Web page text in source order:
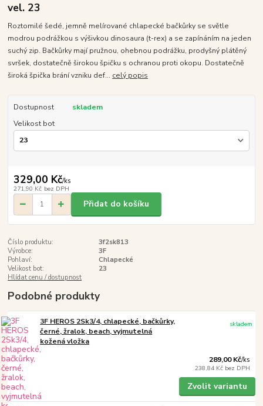
vel. 23
Roztomilé šedé, jemně melírované chlapecké bačkůrky se světle
modrou podrážkou s výšivkou dinosaura (t-rex) a se zapínáním na jeden
suchý zip. Bačkůrky mají pružnou, ohebnou podrážku, prodyšný plátěný
svršek, dostatečně širokou špičku s ochranou proti okopu. Dostatečně
široká špička brání vzniku def... celý popis
Dostupnost
skladem
Velikost bot
329,00 Kč/ks
271,90 Kč bez DPH
Přidat do košíku
Číslo produktu:
3f2sk813
Výrobce:
3F
Pohlaví:
Chlapecké
Velikost bot:
23
Hlídat cenu / dostupnost
Podobné produkty
3F HEROS 2Sk3/4, chlapecké, bačkůrky,
černé, žralok, beach, vyjmutelná
kožená vložka
289,00 Kč/ks
238,84 Kč bez DPH
skladem
Zvolit variantu